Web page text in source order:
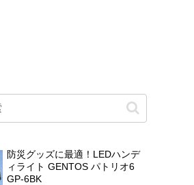
防災グッズに最適！LEDハンデ
ィライト GENTOS パトリオ6
GP-6BK